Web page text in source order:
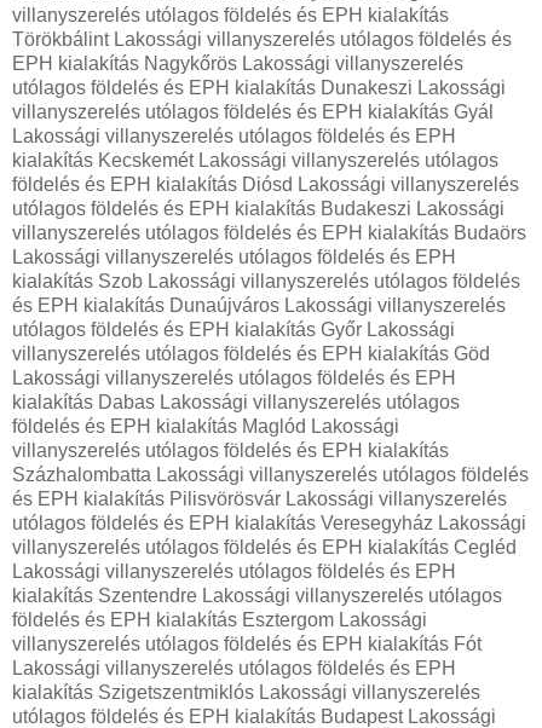
villanyszerelés utólagos földelés és EPH kialakítás
Törökbálint Lakossági villanyszerelés utólagos földelés és
EPH kialakítás Nagykőrös Lakossági villanyszerelés
utólagos földelés és EPH kialakítás Dunakeszi Lakossági
villanyszerelés utólagos földelés és EPH kialakítás Gyál
Lakossági villanyszerelés utólagos földelés és EPH
kialakítás Kecskemét Lakossági villanyszerelés utólagos
földelés és EPH kialakítás Diósd Lakossági villanyszerelés
utólagos földelés és EPH kialakítás Budakeszi Lakossági
villanyszerelés utólagos földelés és EPH kialakítás Budaörs
Lakossági villanyszerelés utólagos földelés és EPH
kialakítás Szob Lakossági villanyszerelés utólagos földelés
és EPH kialakítás Dunaújváros Lakossági villanyszerelés
utólagos földelés és EPH kialakítás Győr Lakossági
villanyszerelés utólagos földelés és EPH kialakítás Göd
Lakossági villanyszerelés utólagos földelés és EPH
kialakítás Dabas Lakossági villanyszerelés utólagos
földelés és EPH kialakítás Maglód Lakossági
villanyszerelés utólagos földelés és EPH kialakítás
Százhalombatta Lakossági villanyszerelés utólagos földelés
és EPH kialakítás Pilisvörösvár Lakossági villanyszerelés
utólagos földelés és EPH kialakítás Veresegyház Lakossági
villanyszerelés utólagos földelés és EPH kialakítás Cegléd
Lakossági villanyszerelés utólagos földelés és EPH
kialakítás Szentendre Lakossági villanyszerelés utólagos
földelés és EPH kialakítás Esztergom Lakossági
villanyszerelés utólagos földelés és EPH kialakítás Fót
Lakossági villanyszerelés utólagos földelés és EPH
kialakítás Szigetszentmiklós Lakossági villanyszerelés
utólagos földelés és EPH kialakítás Budapest Lakossági